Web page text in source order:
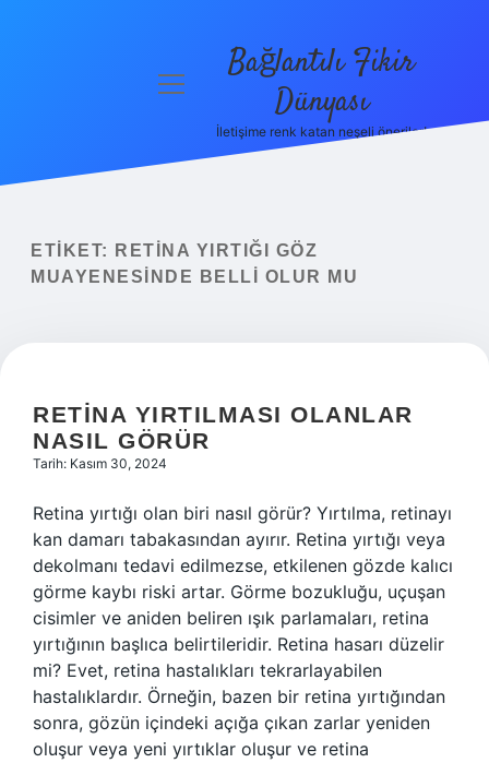
Yasal Uyarı
menüyü
Bağlantılı Fikir
Dünyası
İletişime renk katan neşeli öneriler!
ETIKET:
RETINA YIRTIĞI GÖZ
MUAYENESINDE BELLI OLUR MU
RETINA YIRTILMASI OLANLAR
NASIL GÖRÜR
Tarih: Kasım 30, 2024
Retina yırtığı olan biri nasıl görür? Yırtılma, retinayı
kan damarı tabakasından ayırır. Retina yırtığı veya
dekolmanı tedavi edilmezse, etkilenen gözde kalıcı
görme kaybı riski artar. Görme bozukluğu, uçuşan
cisimler ve aniden beliren ışık parlamaları, retina
yırtığının başlıca belirtileridir. Retina hasarı düzelir
mi? Evet, retina hastalıkları tekrarlayabilen
hastalıklardır. Örneğin, bazen bir retina yırtığından
sonra, gözün içindeki açığa çıkan zarlar yeniden
oluşur veya yeni yırtıklar oluşur ve retina